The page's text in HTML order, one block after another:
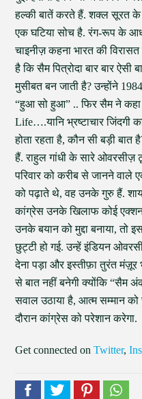
हल्की बातें करते हैं. शक्ल सूरत के
एक घटिया सोच है. रंग-रूप के
चाइनीज़ कहना भारत की
है कि सैम पित्रोदा बार बार
मुसीबत बन जाती है? उन्होंने
“हुआ सो हुआ” .. फिर सैम ने कहा
Life….यानि भ्रष्टाचार जिंदगी
होता रहता है, कौन सी बड़ी बात
हैं. राहुल गांधी के सारे ओवरसीज़
परिवार को करीब से जानने वाले
को पढ़ाते थे, वह उनके गुरु हैं.
कांग्रेस उनके खिलाफ कोई
उनके बयान को मुद्दा बनाया, तो
छुट्टी हो गई. उन्हें इंडियन
देना पड़ा और इस्तीफ़ा तुरंत मंज़ूर
से बात नहीं बनेगी क्योंकि “सैम
सवाल उठाया है, आत्म सम्मान को
दौरान कांग्रेस को परेशान करेगा.
Get connected onTwitter,